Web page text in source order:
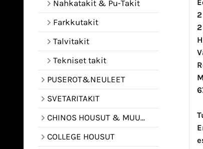
Nahkatakit & Pu-Takit
Farkkutakit
Talvitakit
Tekniset takit
PUSEROT&NEULEET
SVETARITAKIT
CHINOS HOUSUT & MUUT HOUSUT
COLLEGE HOUSUT